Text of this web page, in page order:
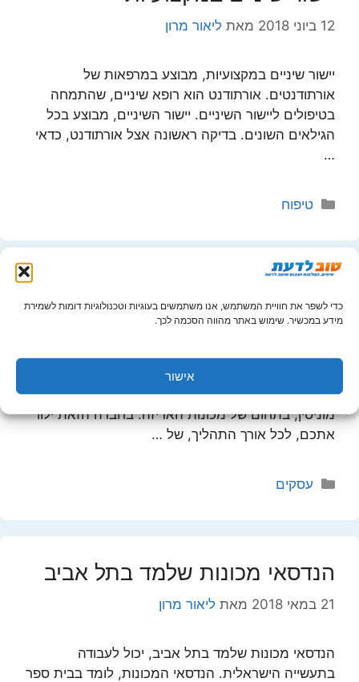
כדי לשפר את חוויית המשתמש, אנו משתמשים בעוגיות וטכנולוגיות דומות לשמירת
מידע במכשיר. שימוש באתר מהווה הסכמה לכך.
אישור
12 ביוני 2018 מאת ליאור מרון
יישור שיניים במקצועיות, מבוצע במרפאות של
אורתודנטים. אורתודנט הוא רופא שיניים, שהתמחה
בטיפולים ליישור השיניים. יישור השיניים, מבוצע בכל
הגילאים השונים. בדיקה ראשונה אצל אורתודנט, כדאי
…
קטגוריות
טיפוח
11 ביוני 2018 מאתליאור מרון
מכונות אריזה מומלצות, מתאימות לעסקים רבים
ושונים. מכונת אריזה, כדאי לרכוש מחברה בעלת
מוניטין, בתחום של מכונות האריזה. בחברה הזאת ילוו
אתכם, לכל אורך התהליך, של …
קטגוריות
עסקים
הנדסאי מכונות שלמד בתל אביב
21 במאי 2018 מאת ליאור מרון
הנדסאי מכונות שלמד בתל אביב, יכול לעבודה
בתעשייה הישראלית. הנדסאי המכונות, לומד בבית ספר